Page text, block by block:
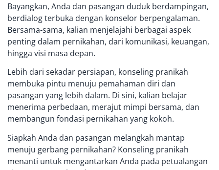
Bayangkan, Anda dan pasangan duduk berdampingan,
berdialog terbuka dengan konselor berpengalaman.
Bersama-sama, kalian menjelajahi berbagai aspek
penting dalam pernikahan, dari komunikasi, keuangan,
hingga visi masa depan.
Lebih dari sekadar persiapan, konseling pranikah
membuka pintu menuju pemahaman diri dan
pasangan yang lebih dalam. Di sini, kalian belajar
menerima perbedaan, merajut mimpi bersama, dan
membangun fondasi pernikahan yang kokoh.
Siapkah Anda dan pasangan melangkah mantap
menuju gerbang pernikahan? Konseling pranikah
menanti untuk mengantarkan Anda pada petualangan